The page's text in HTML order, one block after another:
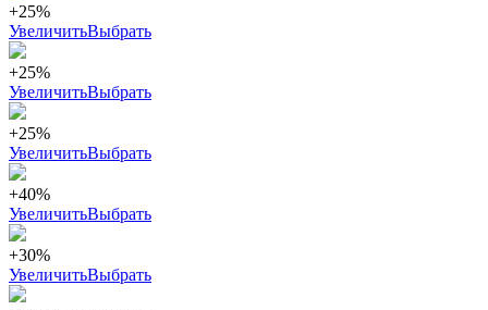
+25%
УвеличитьВыбрать
+25%
УвеличитьВыбрать
+25%
УвеличитьВыбрать
+40%
УвеличитьВыбрать
+30%
УвеличитьВыбрать